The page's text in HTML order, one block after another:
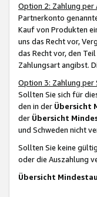
Option 2: Zahlung per
Partnerkonto
Kauf von Produkten
uns das Recht vor,
das Recht vor, den
Zahlungsart angibst.
Option 3: Zahlung per
Sollten Sie sich für
den in der Übersicht
der Übersicht
und Schweden nicht
Sollten Sie keine
oder die Auszahlung
Übersicht